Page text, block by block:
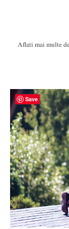
Aflati mai multe
Save